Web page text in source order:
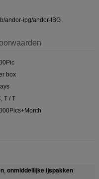
andor-ipg/andor-IBG
box
T / T
, onmiddellijke ijspakken